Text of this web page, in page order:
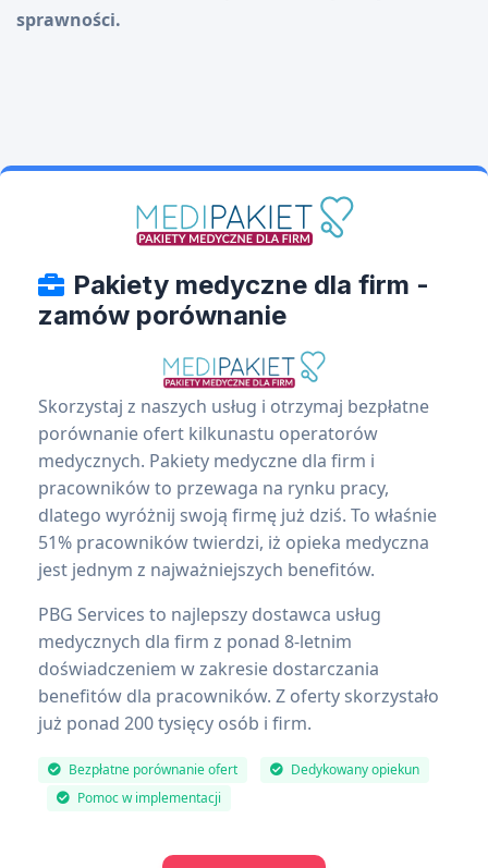
sprawności.
Pakiety medyczne dla firm -
zamów porównanie
Skorzystaj z naszych usług i otrzymaj bezpłatne
porównanie ofert kilkunastu operatorów
medycznych. Pakiety medyczne dla firm i
pracowników to przewaga na rynku pracy,
dlatego wyróżnij swoją firmę już dziś. To właśnie
51% pracowników twierdzi, iż opieka medyczna
jest jednym z najważniejszych benefitów.
PBG Services to najlepszy dostawca usług
medycznych dla firm z ponad 8-letnim
doświadczeniem w zakresie dostarczania
benefitów dla pracowników. Z oferty skorzystało
już ponad 200 tysięcy osób i firm.
Bezpłatne porównanie ofert
Dedykowany opiekun
Pomoc w implementacji